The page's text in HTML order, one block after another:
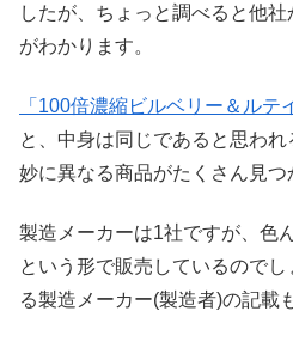
したが、ちょっと調べると他
がわかります。
「100倍濃縮ビルベリー＆ルテ
と、中身は同じであると思わ
妙に異なる商品がたくさん見つ
製造メーカーは1社ですが、色
という形で販売しているので
る製造メーカー(製造者)の記載